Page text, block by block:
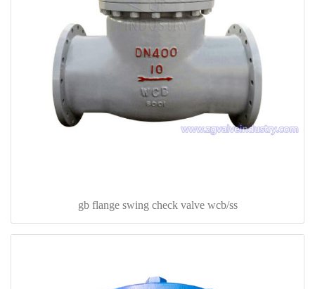
gb flange swing check valve wcb/ss